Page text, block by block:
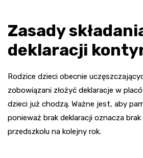
Zasady
deklaracji
Rodzice dzieci obecnie
zobowiązani złożyć deklaracje w
dzieci już chodzą. Ważne jest, aby
ponieważ brak deklaracji oznacza
przedszkolu na kolejny rok.